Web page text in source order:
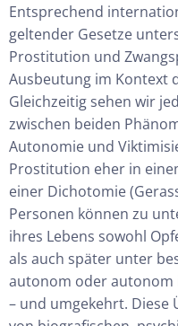
Entsprechend
geltender Gesetze
Prostitution und
Ausbeutung im Kontext
Gleichzeitig sehen wir
zwischen beiden
Autonomie und
Prostitution eher in
einer Dichotomie
Personen können zu
ihres Lebens sowohl
als auch später unter
autonom oder
– und umgekehrt. Diese